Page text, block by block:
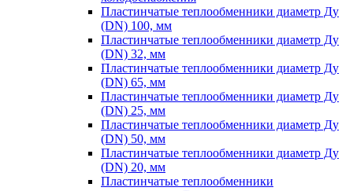
Пластинчатые теплообменники диаметр Ду
(DN) 100, мм
Пластинчатые теплообменники диаметр Ду
(DN) 32, мм
Пластинчатые теплообменники диаметр Ду
(DN) 65, мм
Пластинчатые теплообменники диаметр Ду
(DN) 25, мм
Пластинчатые теплообменники диаметр Ду
(DN) 50, мм
Пластинчатые теплообменники диаметр Ду
(DN) 20, мм
Пластинчатые теплообменники